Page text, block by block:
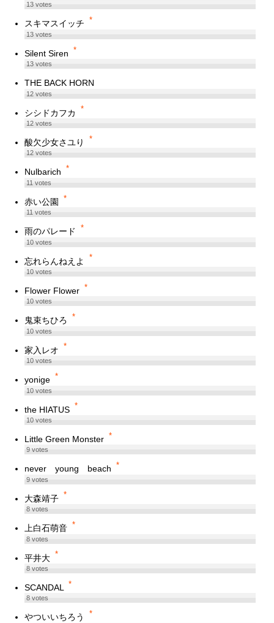
13votes
スキマスイッチ *
13votes
Silent Siren *
13votes
THE BACK HORN
12votes
シシドカフカ *
12votes
酸欠少女さユり *
12votes
Nulbarich *
11votes
赤い公園 *
11votes
雨のパレード *
10votes
忘れらんねえよ *
10votes
Flower Flower *
10votes
鬼束ちひろ *
10votes
家入レオ *
10votes
yonige *
10votes
the HIATUS *
10votes
Little Green Monster *
9votes
never young beach *
9votes
大森靖子 *
8votes
上白石萌音 *
8votes
平井大 *
8votes
SCANDAL *
8votes
やついいちろう *